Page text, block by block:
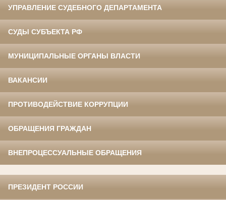
УПРАВЛЕНИЕ СУДЕБНОГО ДЕПАРТАМЕНТА
СУДЫ СУБЪЕКТА РФ
МУНИЦИПАЛЬНЫЕ ОРГАНЫ ВЛАСТИ
ВАКАНСИИ
ПРОТИВОДЕЙСТВИЕ КОРРУПЦИИ
ОБРАЩЕНИЯ ГРАЖДАН
ВНЕПРОЦЕССУАЛЬНЫЕ ОБРАЩЕНИЯ
ПРЕЗИДЕНТ РОССИИ